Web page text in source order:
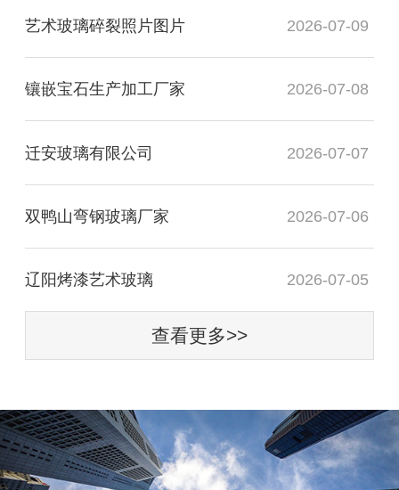
艺术玻璃碎裂照片图片 2026-07-09
镶嵌宝石生产加工厂家 2026-07-08
迁安玻璃有限公司 2026-07-07
双鸭山弯钢玻璃厂家 2026-07-06
辽阳烤漆艺术玻璃 2026-07-05
查看更多>>